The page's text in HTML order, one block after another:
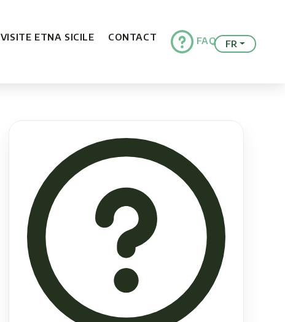
VISITE ETNA SICILE CONTACT FAQ FR